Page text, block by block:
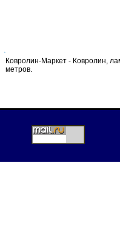
Ковролин-Маркет - Ковролин,
метров.